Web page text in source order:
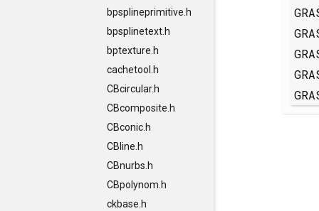
bpsplineprimitive.h
bpsplinetext.h
bptexture.h
cachetool.h
CBcircular.h
CBcomposite.h
CBconic.h
CBline.h
CBnurbs.h
CBpolynom.h
ckbase.h